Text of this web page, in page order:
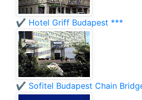
✔️ Hotel Griff Budapest ***
✔️ Sofitel Budapest Chain